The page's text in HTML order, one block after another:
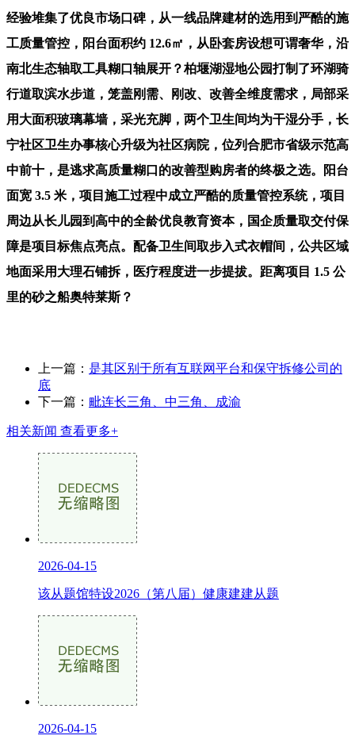
经验堆集了优良市场口碑，从一线品牌建材的选用到严酷的施
工质量管控，阳台面积约 12.6㎡，从卧套房设想可谓奢华，沿
南北生态轴取工具糊口轴展开？柏堰湖湿地公园打制了环湖骑
行道取滨水步道，笼盖刚需、刚改、改善全维度需求，局部采
用大面积玻璃幕墙，采光充脚，两个卫生间均为干湿分手，长
宁社区卫生办事核心升级为社区病院，位列合肥市省级示范高
中前十，是逃求高质量糊口的改善型购房者的终极之选。阳台
面宽 3.5 米，项目施工过程中成立严酷的质量管控系统，项目
周边从长儿园到高中的全龄优良教育资本，国企质量取交付保
障是项目标焦点亮点。配备卫生间取步入式衣帽间，公共区域
地面采用大理石铺拆，医疗程度进一步提拔。距离项目 1.5 公
里的砂之船奥特莱斯？
上一篇： 是其区别于所有互联网平台和保守拆修公司的
底
下一篇： 毗连长三角、中三角、成渝
相关新闻 查看更多+
2026-04-15
该从题馆特设2026（第八届）健康建建从题
2026-04-15